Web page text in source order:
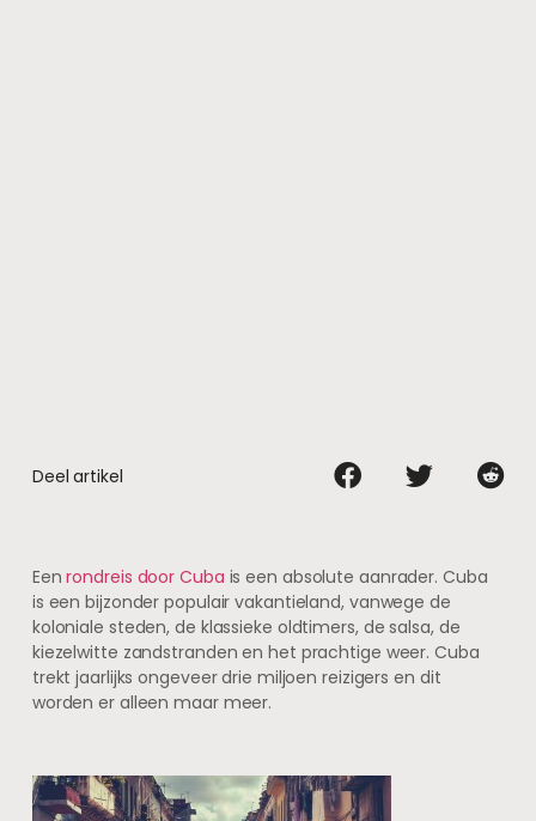
Deel artikel
Eenrondreis door Cuba is een absolute aanrader. Cuba
is een bijzonder populair vakantieland, vanwege de
koloniale steden, de klassieke oldtimers, de salsa, de
kiezelwitte zandstranden en het prachtige weer. Cuba
trekt jaarlijks ongeveer drie miljoen reizigers en dit
worden er alleen maar meer.